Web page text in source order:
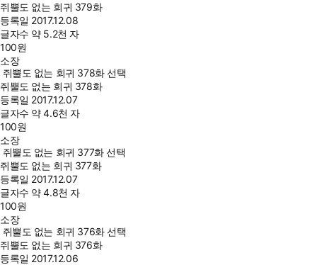
쥐뿔도 없는 회귀 379화
등록일 2017.12.08
글자수 약 5.2천 자
100원
소장
쥐뿔도 없는 회귀 378화 선택
쥐뿔도 없는 회귀 378화
등록일 2017.12.07
글자수 약 4.6천 자
100원
소장
쥐뿔도 없는 회귀 377화 선택
쥐뿔도 없는 회귀 377화
등록일 2017.12.07
글자수 약 4.8천 자
100원
소장
쥐뿔도 없는 회귀 376화 선택
쥐뿔도 없는 회귀 376화
등록일 2017.12.06